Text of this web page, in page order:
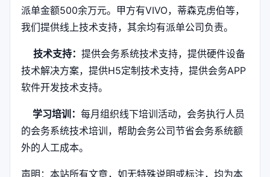
派单金额500余万元。甲方有VIVO，蒂森克虏伯等，
我们提供线上技术支持，其余均有派单公司负责。
技术支持： 提供会务系统技术支持，提供硬件设备
技术解决方案，提供H5定制技术支持，提供会务APP
软件开发技术支持。
学习培训： 每月组织线下培训活动，会务执行人员
的会务系统技术培训，帮助会务公司节省会务系统额
外的人工成本。
声明：本站所有文章，如无特殊说明或标注，均为本